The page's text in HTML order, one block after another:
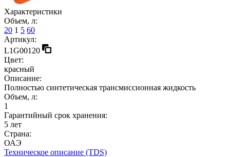
Характеристики
Объем, л:
20 1 5 60
Артикул:
L1G00120
Цвет:
красный
Описание:
Полностью синтетическая трансмиссионная жидкость
Объем, л:
1
Гарантийный срок хранения:
5 лет
Страна:
ОАЭ
Техническое описание (TDS)